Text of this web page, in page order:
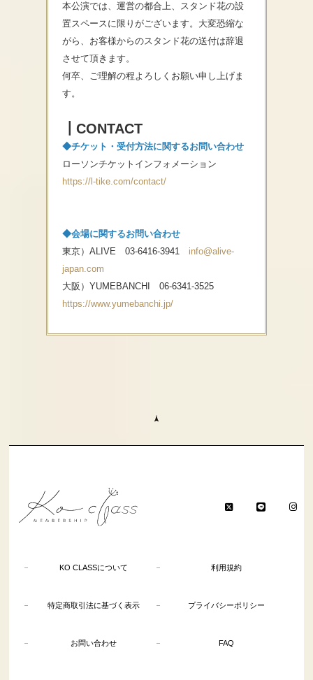
本公演では、運営の都合上、 スタンド花の設
置スペースに限りがございます。大変恐縮な
がら、 お客様からのスタンド花の送付は辞退
させて頂きます。
何卒、ご理解の程よろしくお願い申し上げま
す。
┃CONTACT
◆チケット・受付方法に関するお問い合わせ
ローソンチケットインフォメーション
https://l-tike.com/contact/
◆会場に関するお問い合わせ
東京）ALIVE 03-6416-3941 info@alive-
japan.com
大阪）YUMEBANCHI 06-6341-3525
https://www.yumebanchi.jp/
KO CLASSについて 利用規約
特定商取引法に基づく表示 プライバシーポリシー
お問い合わせ FAQ